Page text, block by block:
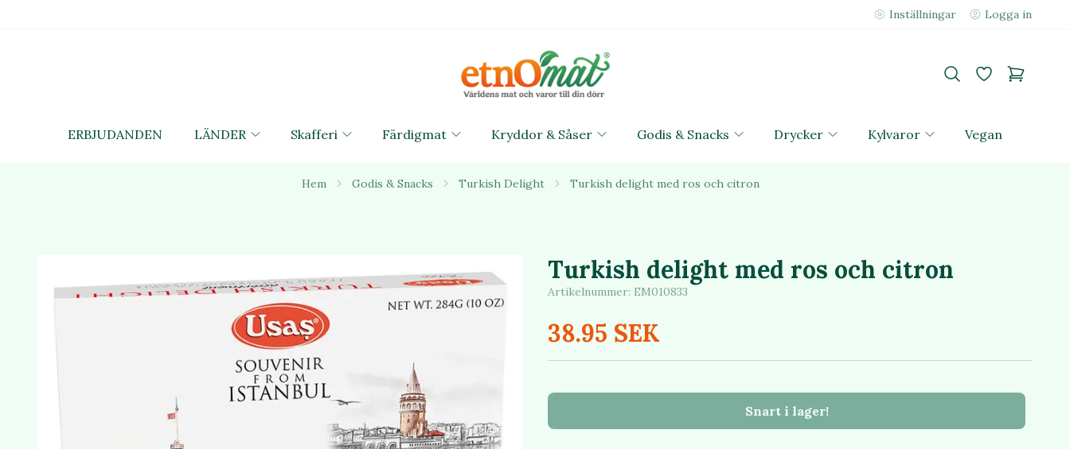
Inställningar Logga in
ERBJUDANDEN LÄNDER Skafferi Färdigmat Kryddor & Såser Godis & Snacks Drycker Kylvaror Vegan
Hem Godis & Snacks Turkish Delight Turkish delight med ros och citron
Turkish delight med ros och citron
Artikelnummer: EM010833
38.95 SEK
Snart i lager!